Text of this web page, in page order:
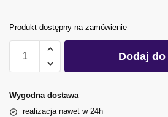
Produkt dostępny na zamówienie
Dodaj
Wygodna dostawa
realizacja nawet w 24h